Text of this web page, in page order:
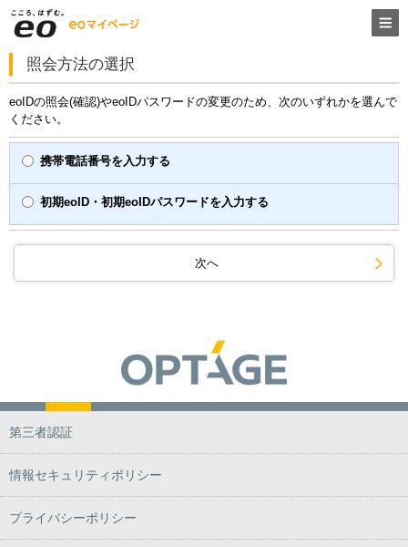
照会方法の選択
eoIDの照会(確認)やeoIDパスワードの変更のため、次のいずれかを選んで
ください。
携帯電話番号を入力する
初期eoID・初期eoIDパスワードを入力する
次へ
第三者認証
情報セキュリティポリシー
プライバシーポリシー